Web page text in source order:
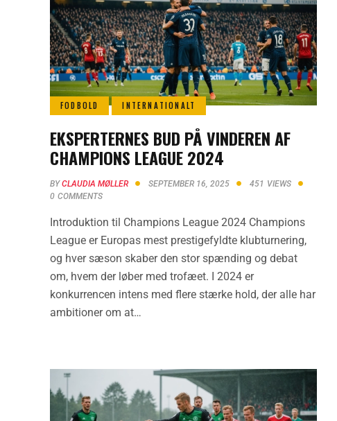
FODBOLD INTERNATIONALT
EKSPERTERNES BUD PÅ VINDEREN AF
CHAMPIONS LEAGUE 2024
BYCLAUDIA MØLLER SEPTEMBER 16, 2025 451 VIEWS
0 COMMENTS
Introduktion til Champions League 2024 Champions
League er Europas mest prestigefyldte klubturnering,
og hver sæson skaber den stor spænding og debat
om, hvem der løber med trofæet. I 2024 er
konkurrencen intens med flere stærke hold, der alle har
ambitioner om at…